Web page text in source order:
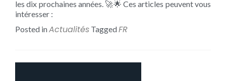
les dix prochaines années. 🚀🌟 Ces articles peuvent vous
intéresser :
Posted inActualités TaggedFR